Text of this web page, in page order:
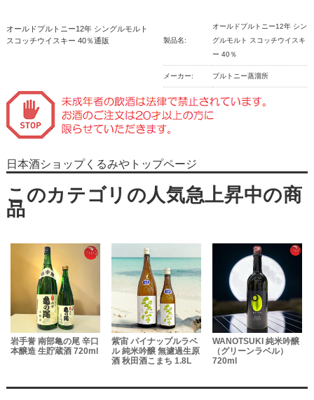
オールドプルトニー12年 シングルモルト
スコッチウイスキー 40％通販
製品名:
オールドプルトニー12年 シン
グルモルト スコッチウイスキ
ー 40％
メーカー: プルトニー蒸溜所
日本酒ショップくるみやトップページ
岩手誉 南部亀の尾 辛口
本醸造 生貯蔵酒 720ml
紫宙 パイナップルラベ
ル 純米吟醸 無濾過生原
酒 秋田酒こまち 1.8L
WANOTSUKI 純米吟醸
（グリーンラベル）
720ml